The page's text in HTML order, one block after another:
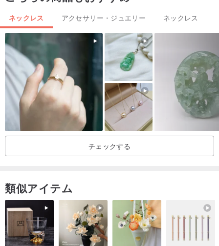
ネックレス アクセサリー・ジュエリー ネックレス
チェックする
類似アイテム